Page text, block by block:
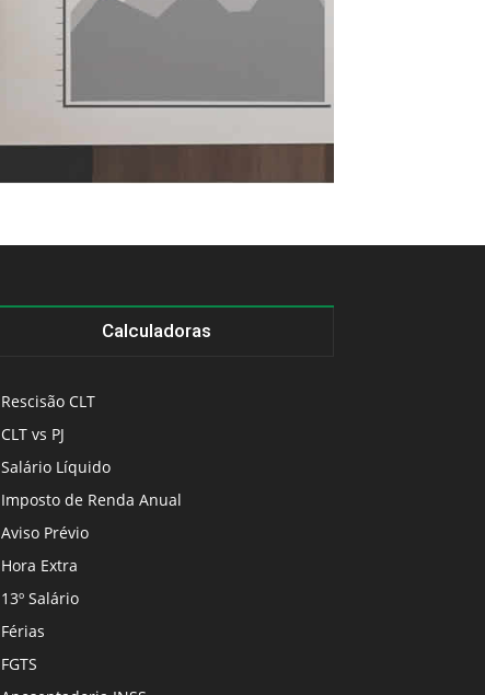
Calculadoras
Rescisão CLT
CLT vs PJ
Salário Líquido
Imposto de Renda Anual
Aviso Prévio
Hora Extra
13º Salário
Férias
FGTS